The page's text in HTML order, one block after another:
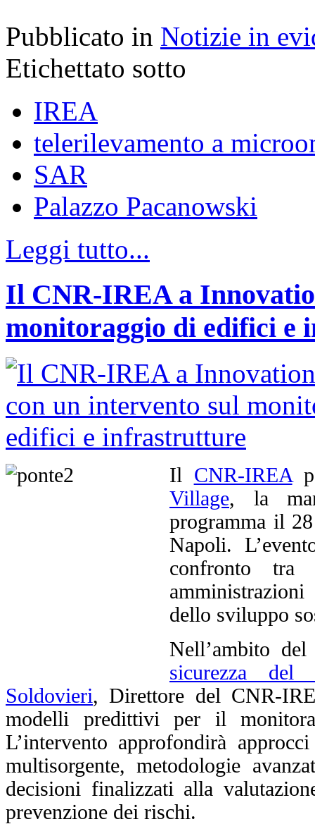
Pubblicato in Notizie in
Etichettato sotto
IREA
telerilevamento a
SAR
Palazzo Pacanowski
Leggi tutto...
Il CNR-IREA a
monitoraggio di edifici e
Il CNR-IREA
Village, la
programma il
Napoli.
confronto tra
dello sviluppo
Nell’ambito
sicurezza
Soldovieri, Direttore del CNR-
modelli predittivi per il
L’intervento approfondirà
multisorgente, metodologie
decisioni finalizzati alla
prevenzione dei rischi.